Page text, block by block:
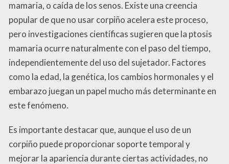
mamaria, o caída de los senos. Existe una creencia
popular de que no usar corpiño acelera este proceso,
pero investigaciones científicas sugieren que la ptosis
mamaria ocurre naturalmente con el paso del tiempo,
independientemente del uso del sujetador. Factores
como la edad, la genética, los cambios hormonales y el
embarazo juegan un papel mucho más determinante en
este fenómeno.
Es importante destacar que, aunque el uso de un
corpiño puede proporcionar soporte temporal y
mejorar la apariencia durante ciertas actividades, no